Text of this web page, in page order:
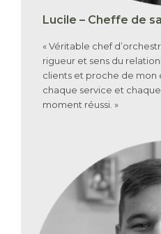
Lucile – Cheffe de
« Véritable chef
rigueur et sens du
clients et proche de mon
chaque service et
moment réussi. »